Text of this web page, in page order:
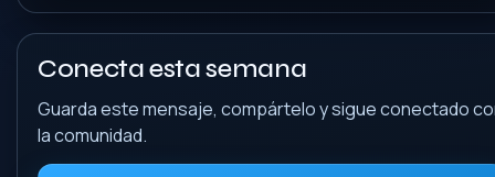
Conecta esta semana
Guarda este mensaje, compártelo y sigue conectado
la comunidad.